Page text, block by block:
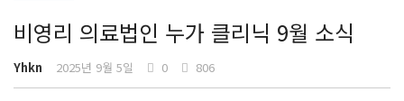
비영리 의료법인 누가 클리닉 9월 소식
Yhkn 2025년 9월 5일 0 806